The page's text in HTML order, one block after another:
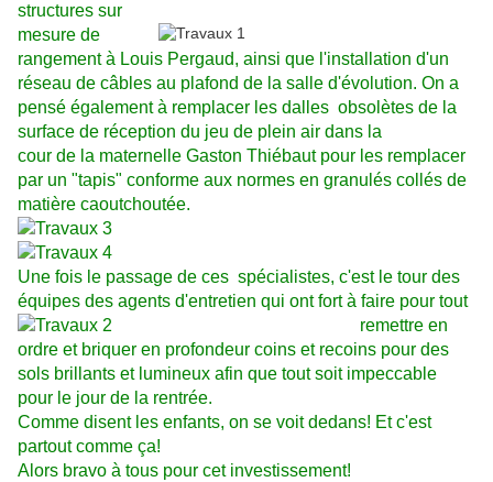
structures sur
mesure de
rangement à Louis Pergaud, ainsi que l'installation d'un
réseau de câbles au plafond de la salle d'évolution. On a
pensé également à remplacer les dalles obsolètes de la
surface de réception du jeu de plein air dans la
cour de la maternelle Gaston Thiébaut pour les remplacer
par un "tapis" conforme aux normes en granulés collés de
matière caoutchoutée.
Une fois le passage de ces spécialistes, c'est le tour des
équipes des agents d'entretien qui ont fort à faire pour tout
remettre en
ordre et briquer en profondeur coins et recoins pour des
sols brillants et lumineux afin que tout soit impeccable
pour le jour de la rentrée.
Comme disent les enfants, on se voit dedans! Et c'est
partout comme ça!
Alors bravo à tous pour cet investissement!